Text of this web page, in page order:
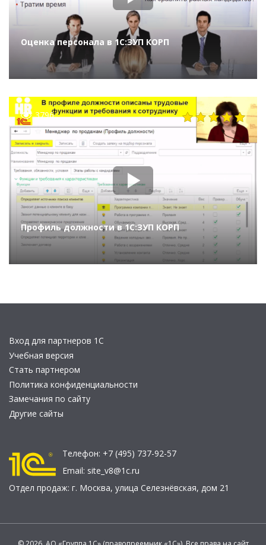
Оценка персонала в 1С:ЗУП КОРП
3796
Профиль должности в 1С:ЗУП КОРП
Вход для партнеров 1С
Учебная версия
Стать партнером
Политика конфиденциальности
Замечания по сайту
Другие сайты
Телефон: +7 (495) 737-92-57
Email: site_v8@1c.ru
Отдел продаж: г. Москва, улица Селезнёвская, дом 21